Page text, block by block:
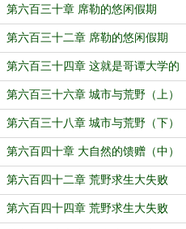
（中）
第六百三十章 席勒的悠闲假期
（上）
第六百三十二章 席勒的悠闲假期
（下）
第六百三十四章 这就是哥谭大学的
教授吗？（中）
第六百三十六章 城市与荒野（上）
第六百三十八章 城市与荒野（下）
第六百四十章 大自然的馈赠（中）
第六百四十二章 荒野求生大失败
（上）
第六百四十四章 荒野求生大失败